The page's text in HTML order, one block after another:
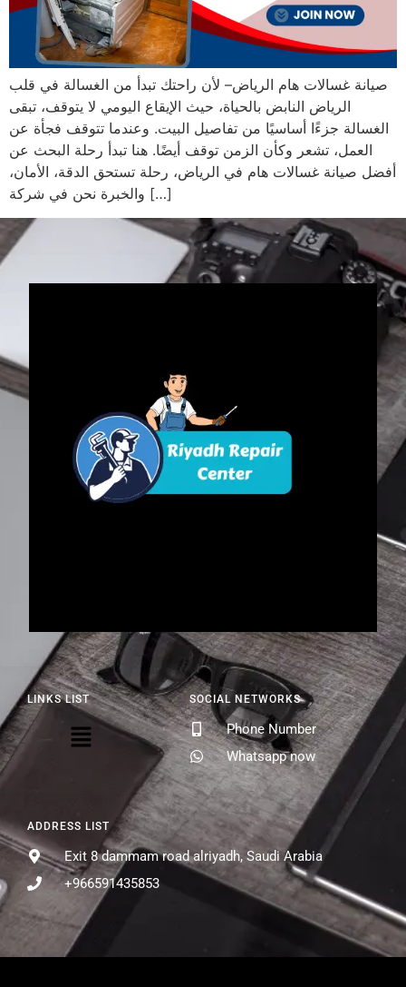
صيانة غسالات هام الرياض– لأن راحتك تبدأ من الغسالة في قلب
الرياض النابض بالحياة، حيث الإيقاع اليومي لا يتوقف، تبقى
الغسالة جزءًا أساسيًا من تفاصيل البيت. وعندما تتوقف فجأة عن
العمل، تشعر وكأن الزمن توقف أيضًا. هنا تبدأ رحلة البحث عن
أفضل صيانة غسالات هام في الرياض، رحلة تستحق الدقة، الأمان،
والخبرة نحن في شركة […]
ADDRESS LIST
Exit 8 dammam road alriyadh, Saudi Arabia
+966591435853
SOCIAL NETWORKS
Phone Number
Whatsapp now
LINKS LIST